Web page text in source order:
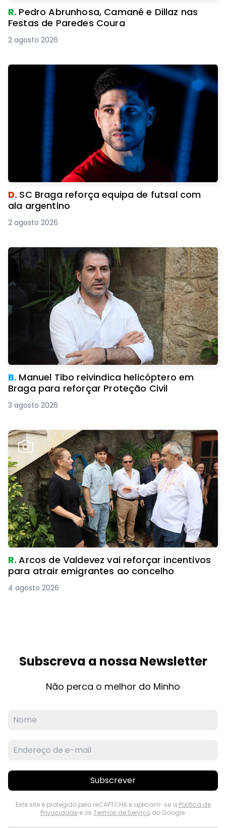
R. Pedro Abrunhosa, Camané e Dillaz nas
Festas de Paredes Coura
2 agosto 2026
D. SC Braga reforça equipa de futsal com
ala argentino
2 agosto 2026
B. Manuel Tibo reivindica helicóptero em
Braga para reforçar Proteção Civil
3 agosto 2026
R.Arcos de Valdevez vai reforçar incentivos
para atrair emigrantes ao concelho
4 agosto 2026
Subscreva a nossa Newsletter
Não perca o melhor do Minho
Subscrever
Este site é protegido pelo reCAPTCHA e aplicam-se a Política de
Privacidadee os Termos de Serviçodo Google.